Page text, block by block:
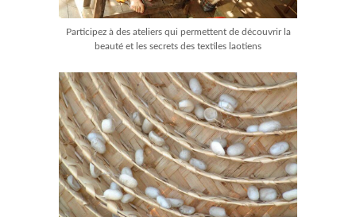
Participez à des ateliers qui permettent de découvrir la
beauté et les secrets des textiles laotiens